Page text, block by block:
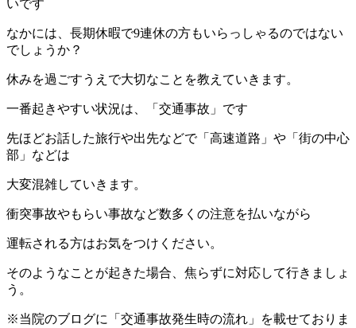
いです
なかには、長期休暇で9連休の方もいらっしゃるのではない
でしょうか？
休みを過ごすうえで大切なことを教えていきます。
一番起きやすい状況は、「交通事故」です
先ほどお話した旅行や出先などで「高速道路」や「街の中心
部」などは
大変混雑していきます。
衝突事故やもらい事故など数多くの注意を払いながら
運転される方はお気をつけください。
そのようなことが起きた場合、焦らずに対応して行きましょ
う。
※当院のブログに「交通事故発生時の流れ」を載せておりま